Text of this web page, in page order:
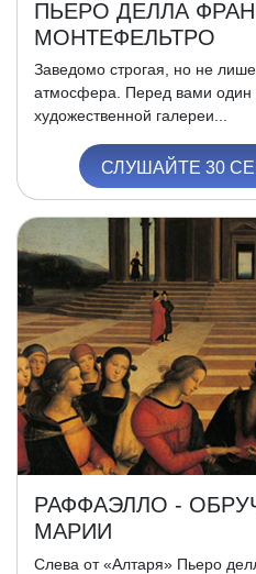
ПЬЕРО ДЕЛЛА
МОНТЕФЕЛЬТРО
Заведомо строгая, но не
атмосфера. Перед вами один
художественной галереи...
СЛУШАЙТЕ 30
РАФФАЭЛЛО -
МАРИИ
Слева от «Алтаря» Пьеро